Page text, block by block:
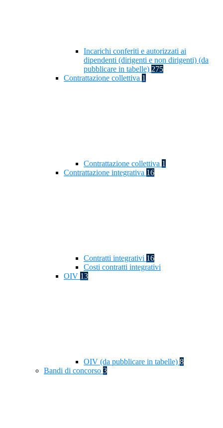
Incarichi conferiti e autorizzati ai
dipendenti (dirigenti e non dirigenti) (da
pubblicare in tabelle) 275
Contrattazione collettiva 1
Contrattazione collettiva 1
Contrattazione integrativa 16
Contratti integrativi 16
Costi contratti integrativi
OIV 13
OIV (da pubblicare in tabelle) 8
Bandi di concorso 3